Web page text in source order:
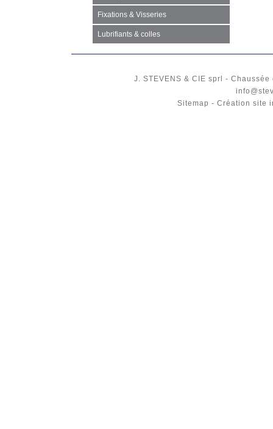
Fixations & Visseries
Lubrifiants & colles
J. STEVENS & CIE sprl - Chaussée
Sitemap - Création site